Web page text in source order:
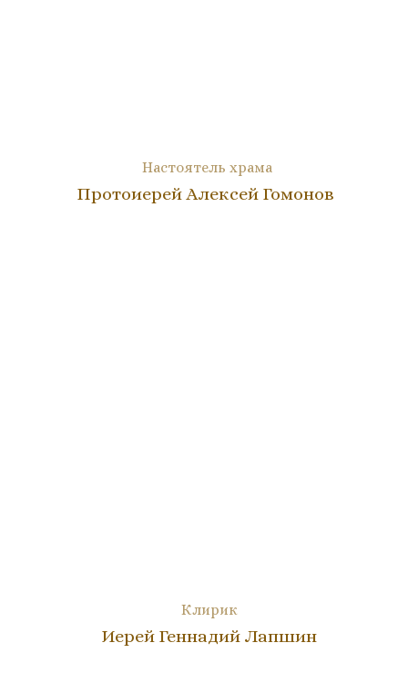
Клирик
Иерей Геннадий Лапшин
Настоятель храма
Протоиерей Алексей Гомонов